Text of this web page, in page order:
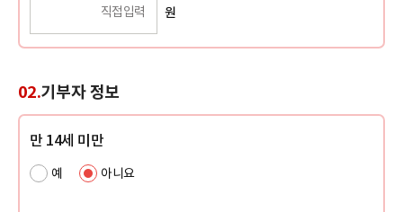
원
02.기부자 정보
만 14세 미만
예 아니요